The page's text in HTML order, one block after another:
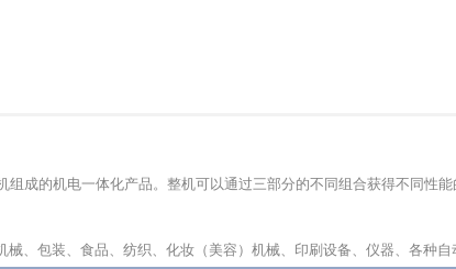
成的机电一体化产品。整机可以通过三部分的不同组合获得不同性
、包装、食品、纺织、化妆（美容）机械、印刷设备、仪器、各种自